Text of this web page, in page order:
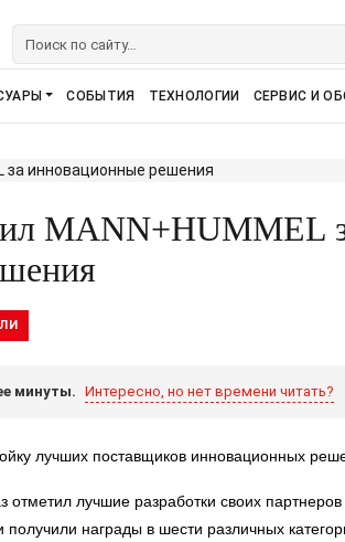
СОБЫТИЯ ТЕХНОЛОГИИ СЕРВИС И
MANN+HUMMEL
минуты. Интересно, но нет времени читать?
лучших поставщиков инновационных
отметил лучшие разработки своих
награды в шести различных